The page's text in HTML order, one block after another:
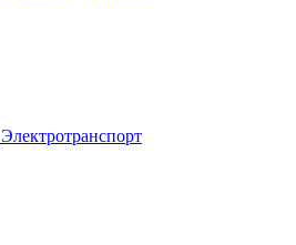
Электротранспорт